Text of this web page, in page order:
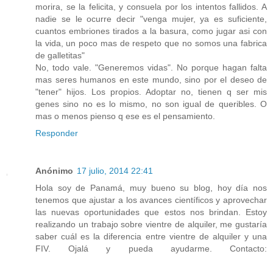
morira, se la felicita, y consuela por los intentos fallidos. A
nadie se le ocurre decir "venga mujer, ya es suficiente,
cuantos embriones tirados a la basura, como jugar asi con
la vida, un poco mas de respeto que no somos una fabrica
de galletitas"
No, todo vale. "Generemos vidas". No porque hagan falta
mas seres humanos en este mundo, sino por el deseo de
"tener" hijos. Los propios. Adoptar no, tienen q ser mis
genes sino no es lo mismo, no son igual de queribles. O
mas o menos pienso q ese es el pensamiento.
Responder
Anónimo 17 julio, 2014 22:41
Hola soy de Panamá, muy bueno su blog, hoy día nos
tenemos que ajustar a los avances científicos y aprovechar
las nuevas oportunidades que estos nos brindan. Estoy
realizando un trabajo sobre vientre de alquiler, me gustaría
saber cuál es la diferencia entre vientre de alquiler y una
FIV. Ojalá y pueda ayudarme. Contacto: